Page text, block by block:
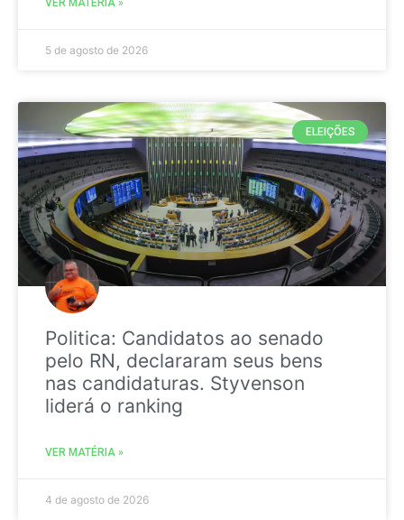
5 de agosto de 2026
ELEIÇÕES
Politica: Candidatos ao senado
pelo RN, declararam seus bens
nas candidaturas. Styvenson
liderá o ranking
VER MATÉRIA »
4 de agosto de 2026